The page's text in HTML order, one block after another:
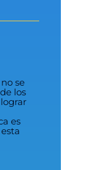
se
los
es